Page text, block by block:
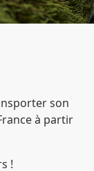
son
à partir
!